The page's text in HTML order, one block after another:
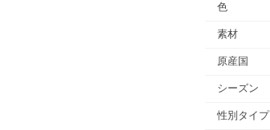
色
素材
原産国
シーズン
性別タイプ